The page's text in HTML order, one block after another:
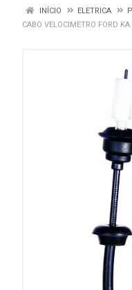
INÍCIO ELETRICA
CABO VELOCIMETRO FORD